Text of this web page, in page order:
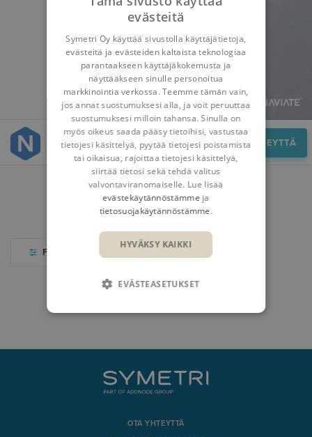
Resurssit OTA YHTEYTTÄ
TALLENTEET KOULUTUKSET
FILTER
OTA YHTEYTTÄ
evästeitä
Symetri Oy käyttää sivustolla käyttäjätietoja,
evästeitä ja evästeiden kaltaista teknologiaa
parantaakseen käyttäjäkokemusta ja
näyttääkseen sinulle personoitua
markkinointia verkossa. Teemme tämän vain,
jos annat suostumuksesi alla, ja voit peruuttaa
suostumuksesi milloin tahansa. Sinulla on
myös oikeus saada pääsy tietoihisi, vastustaa
tietojesi käsittelyä, pyytää tietojesi poistamista
tai oikaisua, rajoittaa tietojesi käsittelyä,
siirtää tietosi sekä tehdä valitus
valvontaviranomaiselle. Lue lisää
evästekäytännöstämme ja
tietosuojakäytännöstämme.
HYVÄKSY KAIKKI
EVÄSTEASETUKSET